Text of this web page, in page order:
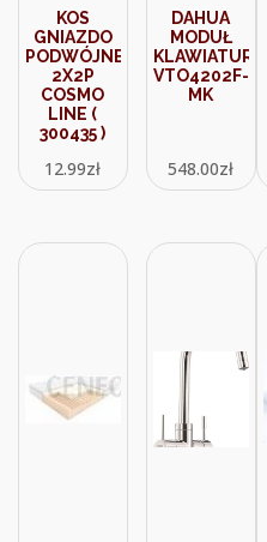
KOS
GNIAZDO
PODWÓJNE
2X2P
COSMO
LINE (
300435 )
12.99zł
DAHUA
MODUŁ
KLAWIATURY
VTO4202F-
MK
548.00zł